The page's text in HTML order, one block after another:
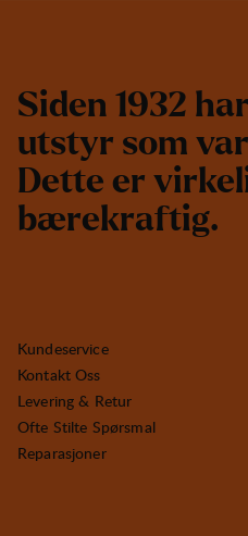
Siden 1932 har
utstyr som var
Dette er virkel
bærekraftig.
Kundeservice
Kontakt Oss
Levering & Retur
Ofte Stilte Spørsmal
Reparasjoner